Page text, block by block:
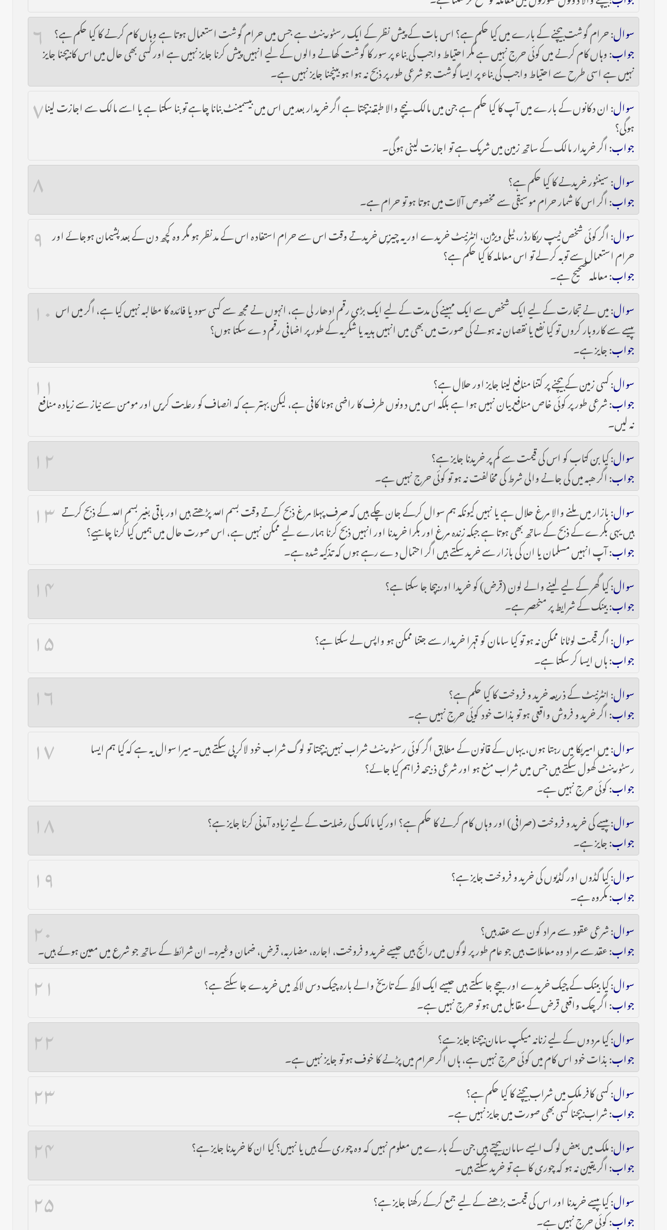
۶ سوال: حرام گوشت بیچنے کے بارے میں کیا حکم ہے؟ اس بات کے پیش نظر کے ایک رسٹورینٹ ہے جس میں حرام گوشت استعمال ہوتا ہے وہاں کام کرنے کا کیا حکم ہے؟
جواب: وہاں کام کرنے میں کوئی حرج نہیں ہے مگر احتیاط واجب کی بناء پر سور کا گوشت کھانے والوں کے لیے انہیں پیش کرنا جایز نہیں ہے اور کسی بھی حال میں اس کا بیچنا جایز
نہیں ہے اسی طرح سے احتیاط واجب کی بناء پر ایسا گوشت جو شرعی طور پر ذبح نہ ہوا ہو بینچنا جایز نہیں ہے۔
۷ سوال: ان دکانوں کے بارے میں آپ کا کیا حکم ہے جن میں مالک نیچے والا طبقہ بیچتا ہے اگر خریدار بعد میں اس میں بیسمینٹ بنانا چاہے تو بنا سکتا ہے یا اسے مالک سے اجازت لینا
ہوگی؟
جواب: اگر خریدار مالک کے ساتھ زمین میں شریک ہے تو اجازت لینی ہوگی۔
۸ سوال: سینٹور خریدنے کا کیا حکم ہے؟
جواب: اگر اس کا شمار حرام موسیقی سے مخصوص آلات میں ہوتا ہو تو حرام ہے۔
۹ سوال: اگر کوئی شخص ٹیپ ریکارڈر، ٹیلی ویژن، انٹرنیٹ خریدے اور یہ چیزیں خریدتے وقت اس سے حرام استفادہ اس کے مد نظر ہو مگر وہ کچھ دن کے بعد پشیمان ہوجائے اور
حرام استعمال سے توبہ کر لے تو اس معاملہ کا کیا حکم ہے؟
جواب: معاملہ صحیح ہے۔
۱۰ سوال: میں نے تجارت کے لیے ایک شخص سے ایک مہینے کی مدت کے لیے ایک بڑی رقم ادھار لی ہے، انہوں نے مجھ سے کسی سود یا فائدہ کا مطالبہ نہیں کیا ہے، اگر میں اس
پیسے سے کاروبار کروں تو کیا نفع یا نقصان نہ ہونے کی صورت میں بھی میں انہیں ہدیہ یا شکریہ کے طور پر اضافی رقم دے سکتا ہوں؟
جواب: جایز ہے۔
۱۱ سوال: کسی زمین کے بیچنے پر کتنا منافع لینا جایز اور حلال ہے؟
جواب: شرعی طور پر کوئی خاص منافع بیان نہیں ہوا ہے بلکہ اس میں دونوں طرف کا راضی ہونا کافی ہے، لیکن بہتر ہے کہ انصاف کو رعایت کریں اور مومن سے نیاز سے زیادہ منافع
نہ لیں۔
۱۲ سوال: کیا بن کتاب کو اس کی قیمت سے کم پر خریدنا جایز ہے؟
جواب: اگر ھبہ میں کی جانے والی شرط کی مخالفت نہ ہو تو کوئی حرج نہیں ہے۔
۱۳ سوال: بازار میں ملنے والا مرغ حلال ہے یا نہیں کیونکہ ہم سوال کرکے جان چکے ہیں کہ صرف پہلا مرغ ذبح کرتے وقت بسم اللہ پڑھتے ہیں اور باقی بغیر بسم اللہ کے ذبح کرتے
ہیں یہی بکرے کے ذبح کے ساتھ بھی ہوتا ہے جبکہ زندہ مرغ اور بکرا خریدنا اور انہیں ذبح کرنا ہمارے لیے ممکن نہیں ہے، اس صورت حال میں ہمیں کیا کرنا چاہیے؟
جواب: آپ انہیں مسلمان یا ان کی بازار سے خرید سکتے ہیں اگر احتمال دے رہے ہوں کہ تذکیہ شدہ ہے۔
۱۴ سوال: کیا گھر کے لیے لینے والے لون (قرض) کو خریدا اور بیچا جا سکتا ہے؟
جواب: بینک کے شرایط پر منحصر ہے۔
۱۵ سوال: اگر قیمت لوٹانا ممکن نہ ہو تو کیا سامان کو قہرا خریدار سے جتنا ممکن ہو واپس لے سکتا ہے؟
جواب: ہاں ایسا کر سکتا ہے۔
۱۶ سوال: انٹرنیٹ کے ذریعہ خرید و فروخت کا کیا حکم ہے؟
جواب: اگر خرید و فروش واقعی ہو تو بذات خود کویٔی حرج نہیں ہے۔
۱۷ سوال: میں امیریکا میں رہتا ہوں، یہاں کے قانون کے مطابق اگر کوئی رسٹورینٹ شراب نہیں بیچتا تو لوگ شراب خود لاکر پی سکتے ہیں۔ میرا سوال یہ ہے کہ کیا ہم ایسا
رسٹورینٹ کھول سکتے ہیں جس میں شراب منع ہو اور شرعی ذبیحہ فراہم کیا جائے؟
جواب: کوئی حرج نہیں ہے۔
۱۸ سوال: پیسے کی خرید و فروخت (صرافی) اور وہاں کام کرنے کا حکم ہے؟ اور کیا مالک کی رضایت کے لیے زیادہ آمدنی کرنا جایز ہے؟
جواب: جایز ہے۔
۱۹ سوال: کیا گڈوں اور گڈیوں کی خرید و فروخت جایز ہے؟
جواب: مکروہ ہے۔
۲۰ سوال: شرعی عقود سے مراد کون سے عقد ہیں؟
جواب: عقد سے مراد وہ معاملات ہیں جو عام طور پر لوگوں میں رائج ہیں جیسے خرید و فروخت، اجارہ، مضاربہ، قرض، ضمان وغیرہ۔ ان شرائط کے ساتھ جو شرع میں معین ہوئے ہیں۔
۲۱ سوال: کیا بینک کے چیک خریدے اور بیچے جا سکتے ہیں جیسے ایک لاکھ کے تاریخ والے بارہ چیک دس لاکھ میں خریدے جا سکتے ہے؟
جواب: اگر چک واقعی قرض کے مقابل میں ہو تو حرج نہیں ہے۔
۲۲ سوال: کیا مردوں کے لیے زنانہ میکپ سامان بیچنا جایز ہے؟
جواب: بذات خود اس کام میں کوئی حرج نہیں ہے، ہاں اگر حرام میں پڑنے کا خوف ہو تو جایز نہیں ہے۔
۲۳ سوال: کسی کافر ملک میں شراب بیچنے کا کیا حکم ہے؟
جواب: شراب بیچنا کسی بھی صورت میں جایز نہیں ہے۔
۲۴ سوال: ملک میں بعض لوگ ایسے سامان بیچتے ہیں جن کے بارے میں معلوم نہیں کہ وہ چوری کے ہیں یا نہیں؟ کیا ان کا خریدنا جایز ہے؟
جواب: اگر یقین نہ ہو کہ چوری کا ہے تو خرید سکتے ہیں۔
۲۵ سوال: کیا پیسے خریدنا اور اس کی قیمت بڑھنے کے لیے جمع کرکے رکھنا جایز ہے؟
جواب: کوئی حرج نہیں ہے۔